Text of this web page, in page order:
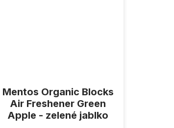
Mentos Organic Blocks
Air Freshener Green
Apple - zelené jablko